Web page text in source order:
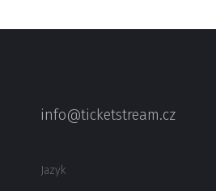
info@ticketstream.cz
Jazyk